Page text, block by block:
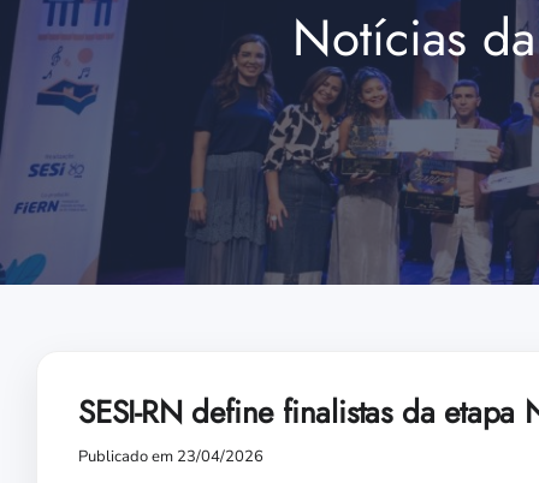
Notícias
SESI-RN define finalistas da
Publicado em 23/04/2026